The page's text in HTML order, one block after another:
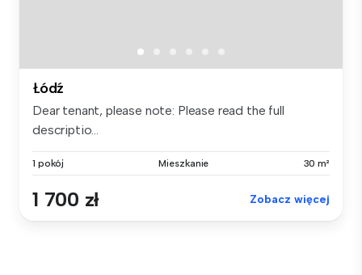
Łódź
Dear tenant, please note: Please read the full
descriptio...
1 pokój Mieszkanie 30 m²
1 700 zł Zobacz więcej